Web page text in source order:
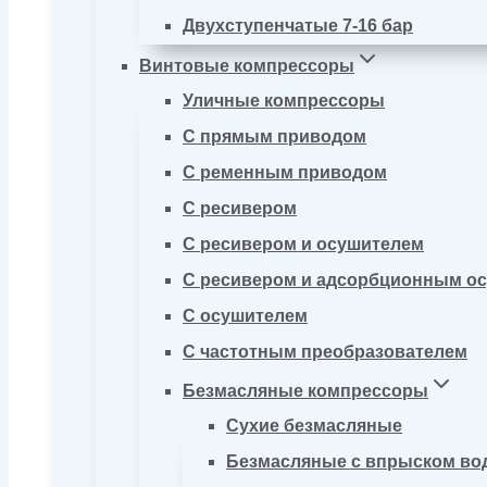
Двухступенчатые 7-16 бар
Винтовые компрессоры
Уличные компрессоры
С прямым приводом
С ременным приводом
С ресивером
С ресивером и осушителем
С ресивером и адсорбционным
С осушителем
С частотным преобразователем
Безмасляные компрессоры
Сухие безмасляные
Безмасляные с впрыском